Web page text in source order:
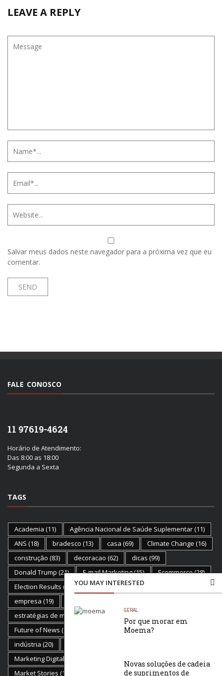
LEAVE A REPLY
Salvar meus dados neste navegador para a próxima vez que eu
comentar.
YOU MAY INTERESTED
GERAL
Por que morar em
Moema?
Novas soluções de cadeia
de suprimentos de
FALE CONOSCO
11 97619-4624
Horário de Atendimento:
Das 8:00 as 18:00
Segunda a Sexta
TAGS
Academia (11) Agência Nacional de Saúde Suplementar(11)
ANS (18) bradesco (13) casa (69) Climate Change (16)
construção (83) decoracao (62) dicas (99)
Donald Trump (21) E-mail Marketing(15) Ecommerce(28)
Election Results (23) Empreendedorismo
empresa (19)
estratégias de marketing(12)
Future of News (19) Golden Globes(17)
indústria (20)
Marketing Digital
Market Stories (15) Moda(13)